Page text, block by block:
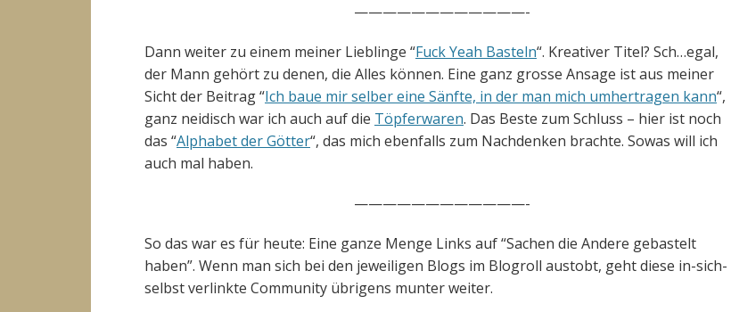
————————————-
Dann weiter zu einem meiner Lieblinge “Fuck Yeah Basteln“. Kreativer Titel? Sch…egal,
der Mann gehört zu denen, die Alles können. Eine ganz grosse Ansage ist aus meiner
Sicht der Beitrag “Ich baue mir selber eine Sänfte, in der man mich umhertragen kann“,
ganz neidisch war ich auch auf die Töpferwaren. Das Beste zum Schluss – hier ist noch
das “Alphabet der Götter“, das mich ebenfalls zum Nachdenken brachte. Sowas will ich
auch mal haben.
————————————-
So das war es für heute: Eine ganze Menge Links auf “Sachen die Andere gebastelt
haben”. Wenn man sich bei den jeweiligen Blogs im Blogroll austobt, geht diese in-sich-
selbst verlinkte Community übrigens munter weiter.